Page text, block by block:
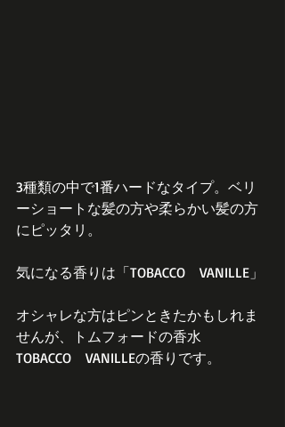
3種類の中で1番ハードなタイプ。ベリ
ーショートな髪の方や柔らかい髪の方
にピッタリ。
気になる香りは「TOBACCO　VANILLE」
オシャレな方はピンときたかもしれま
せんが、トムフォードの香水
TOBACCO　VANILLEの香りです。